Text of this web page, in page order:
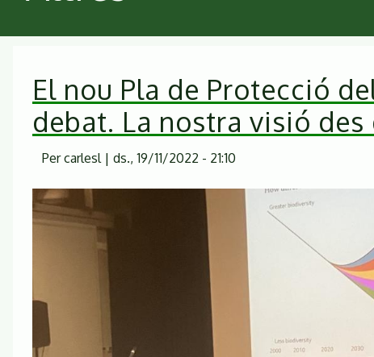
El nou Pla de Protecció
debat. La nostra visió
Percarlesl | ds., 19/11/2022 - 21:10